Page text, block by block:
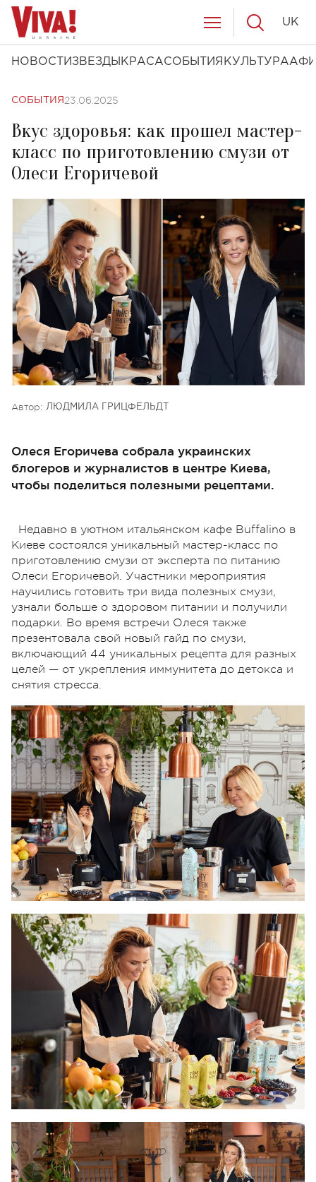
НОВОСТИ ЗВЕЗДЫ КРАСАСОБЫТИЯ КУЛЬТУРА
UK
СОБЫТИЯ 23.06.2025
Вкус здоровья: как прошел мастер-
класс по приготовлению смузи от
Олеси Егоричевой
Автор: ЛЮДМИЛА ГРИЦФЕЛЬДТ
Олеся Егоричева собрала украинских
блогеров и журналистов в центре Киева,
чтобы поделиться полезными рецептами.
Недавно в уютном итальянском кафе Buffalino в
Киеве состоялся уникальный мастер-класс по
приготовлению смузи от эксперта по питанию
Олеси Егоричевой. Участники мероприятия
научились готовить три вида полезных смузи,
узнали больше о здоровом питании и получили
подарки. Во время встречи Олеся также
презентовала свой новый гайд по смузи,
включающий 44 уникальных рецепта для разных
целей — от укрепления иммунитета до детокса и
снятия стресса.